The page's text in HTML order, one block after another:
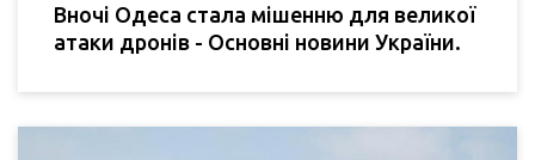
Вночі Одеса стала мішенню для великої
атаки дронів - Основні новини України.